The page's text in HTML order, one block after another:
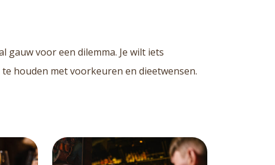
voor een dilemma. Je wilt iets
houden met voorkeuren en dieetwensen.